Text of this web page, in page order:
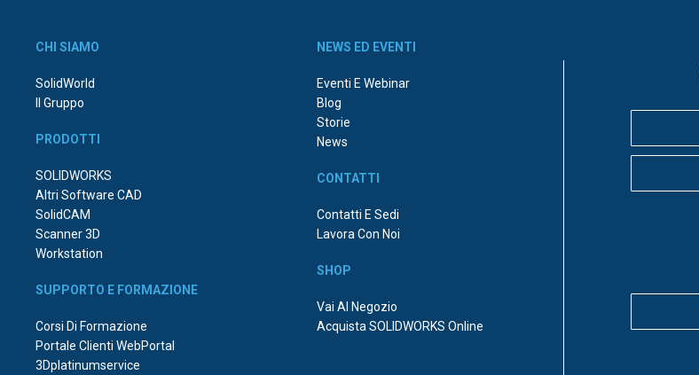
CHI SIAMO
SolidWorld
Il Gruppo
PRODOTTI
SOLIDWORKS
Altri Software CAD
SolidCAM
Scanner 3D
Workstation
SUPPORTO E FORMAZIONE
Corsi Di Formazione
Portale Clienti WebPortal
3Dplatinumservice
NEWS ED EVENTI
Eventi E Webinar
Blog
Storie
News
CONTATTI
Contatti E Sedi
Lavora Con Noi
SHOP
Vai Al Negozio
Acquista SOLIDWORKS Online